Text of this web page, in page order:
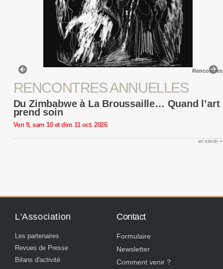
Rencontres
RENCONTRES ANNUELLES
Du Zimbabwe à La Broussaille… Quand l’art
prend soin
Ven 9, sam 10 et dim 11 oct. 2026
en savoir +
L'Association
Les partenaires
Revues de Presse
Bilans d'activité
Contact
Formulaire
Newsletter
Comment venir ?